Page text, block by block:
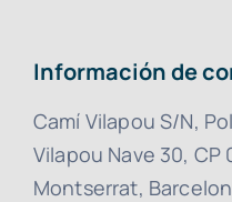
Información de
Camí Vilapou S/N,
Vilapou Nave 30, CP
Montserrat,